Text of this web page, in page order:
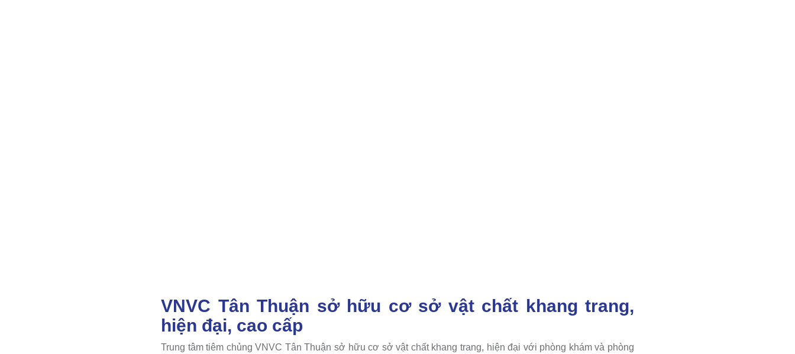
VNVC Tân Thuận sở hữu cơ sở vật chất khang trang,
hiện đại, cao cấp
Trung tâm tiêm chủng VNVC Tân Thuận sở hữu cơ sở vật chất khang trang, hiện đại với phòng khám và phòng